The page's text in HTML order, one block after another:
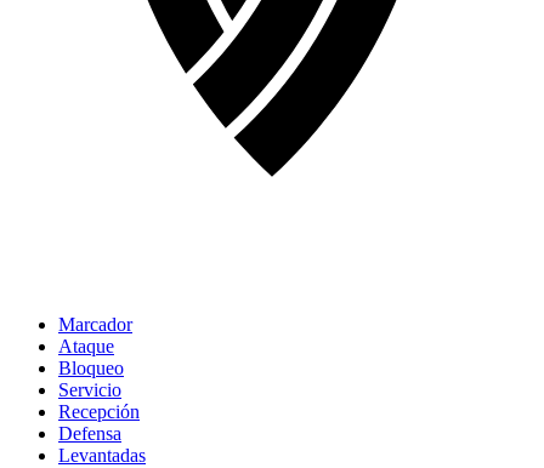
Marcador
Ataque
Bloqueo
Servicio
Recepción
Defensa
Levantadas